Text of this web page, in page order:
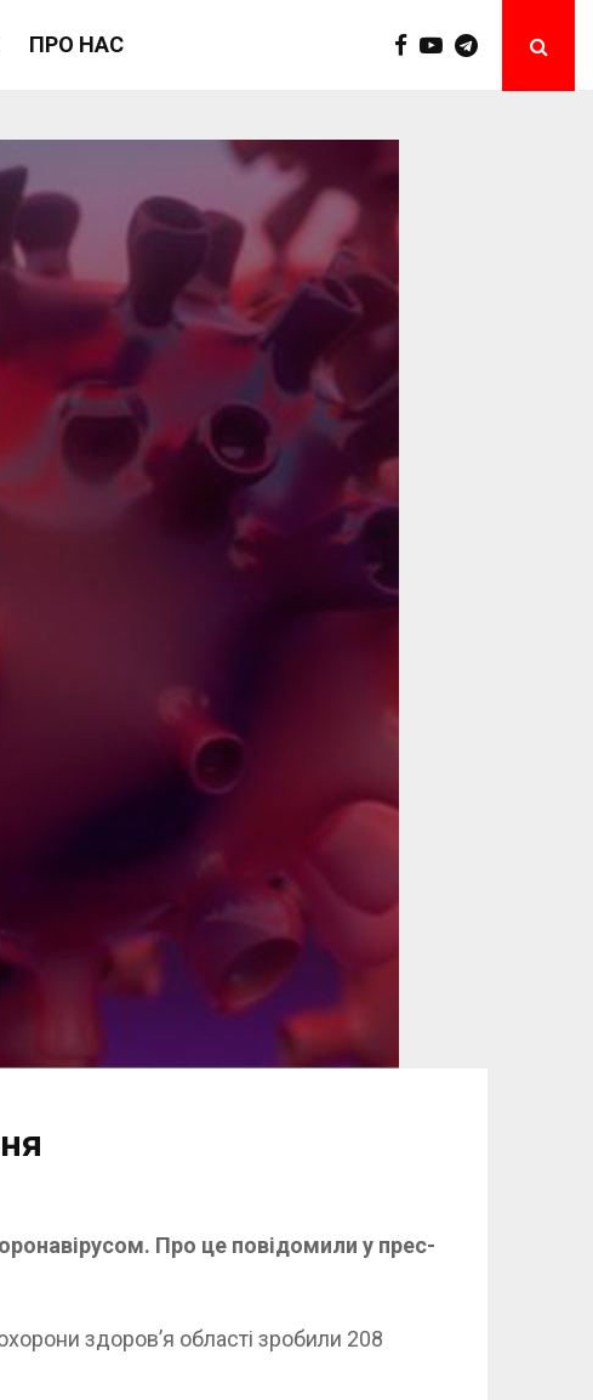
ПРО НАС
Про це повідомили у прес-
здоров’я області зробили 208